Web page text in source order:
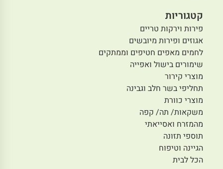
קטגוריות
פירות וירקות טריים
אגוזים ופירות מיובשים
לחמים מאפים חטיפים וממתקים
שימורים בישול ואפייה
מוצרי קירור
תחליפי בשר חלב וגבינה
מוצרי כוורת
משקאות/ תה/ קפה
מהמזרח ואסייאתי
תוספי תזונה
הגיינה וטיפוח
הכל לבית